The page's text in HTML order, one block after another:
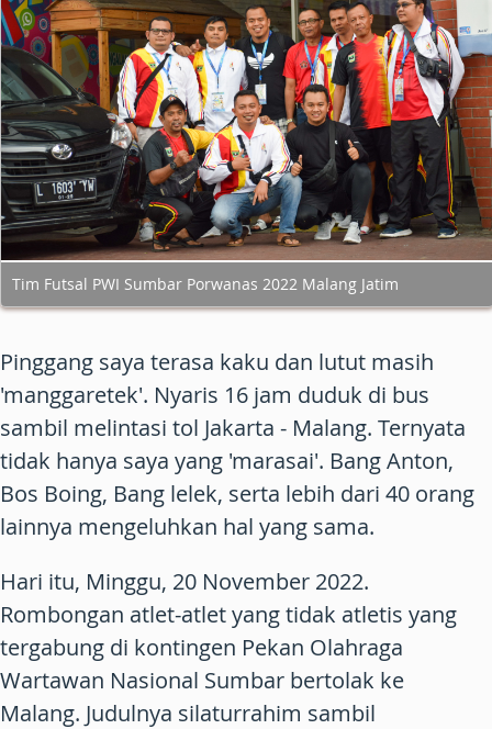
Tim Futsal PWI Sumbar Porwanas 2022 Malang Jatim
Pinggang saya terasa kaku dan lutut masih
'manggaretek'. Nyaris 16 jam duduk di bus
sambil melintasi tol Jakarta - Malang. Ternyata
tidak hanya saya yang 'marasai'. Bang Anton,
Bos Boing, Bang lelek, serta lebih dari 40 orang
lainnya mengeluhkan hal yang sama.
Hari itu, Minggu, 20 November 2022.
Rombongan atlet-atlet yang tidak atletis yang
tergabung di kontingen Pekan Olahraga
Wartawan Nasional Sumbar bertolak ke
Malang. Judulnya silaturrahim sambil